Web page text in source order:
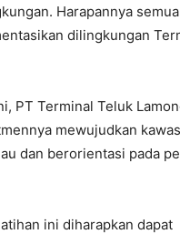
Harapannya
dilingkungan
PT Terminal Teluk
mewujudkan
dan berorientasi pada
ini diharapkan dapat